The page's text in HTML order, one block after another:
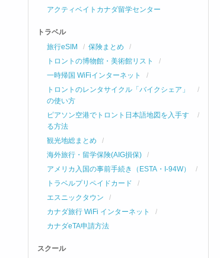
アクティベイトカナダ留学センター
トラベル
旅行eSIM
保険まとめ
トロントの博物館・美術館リスト
一時帰国 WiFiインターネット
トロントのレンタサイクル「バイクシェア」
の使い方
ピアソン空港でトロント日本語地図を入手す
る方法
観光地総まとめ
海外旅行・留学保険(AIG損保)
アメリカ入国の事前手続き（ESTA・I-94W）
トラベルプリペイドカード
エスニックタウン
カナダ旅行 WiFi インターネット
カナダeTA申請方法
スクール